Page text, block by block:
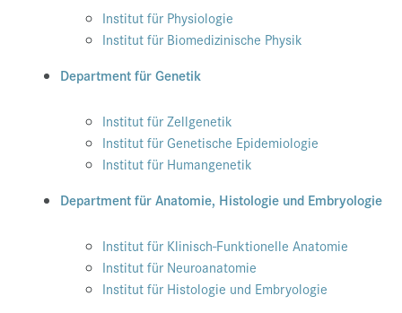
Institut für Physiologie
Institut für Biomedizinische Physik
Department für Genetik
Institut für Zellgenetik
Institut für Genetische Epidemiologie
Institut für Humangenetik
Department für Anatomie, Histologie und Embryologie
Institut für Klinisch-Funktionelle Anatomie
Institut für Neuroanatomie
Institut für Histologie und Embryologie